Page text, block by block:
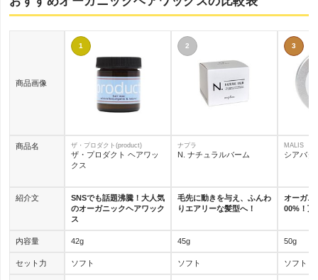
商品画像
商品名
紹介文
内容量
セット力
1
ザ・プロダクト(product)
ザ・プロダクト ヘアワッ
クス
SNSでも話題沸騰！大人気
のオーガニックヘアワック
ス
42g
ソフト
2
ナプラ
N. ナチュラルバーム
毛先に動きを与え、ふんわ
りエアリーな髪型へ！
45g
ソフト
3
MALIS
シアバタ
オーガニ
00%！万
50g
ソフト